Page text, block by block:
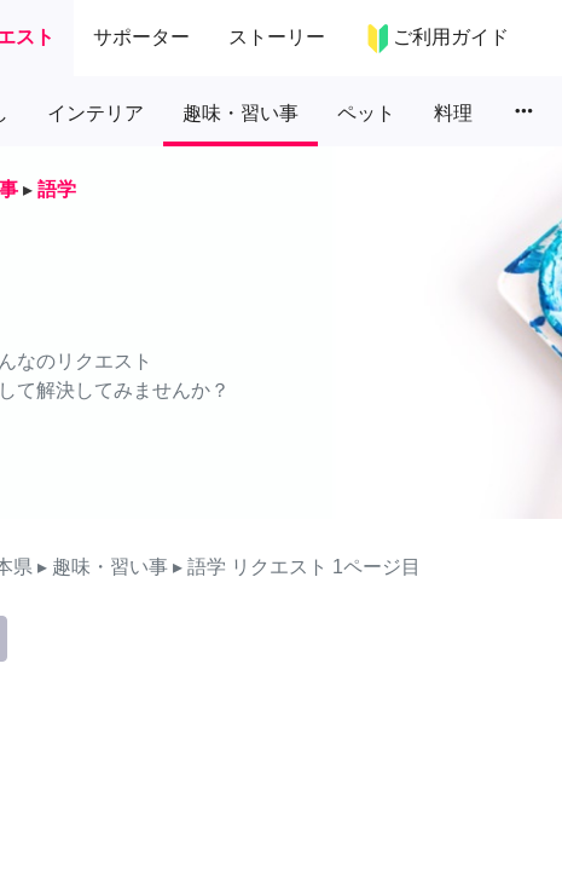
スト サポーター ストーリー ご利用ガイド
インテリア 趣味・習い事 ペット 料理 more_horiz
▸ 語学
なのリクエスト
て解決してみませんか？
県 ▸ 趣味・習い事 ▸ 語学 リクエスト 1ページ目